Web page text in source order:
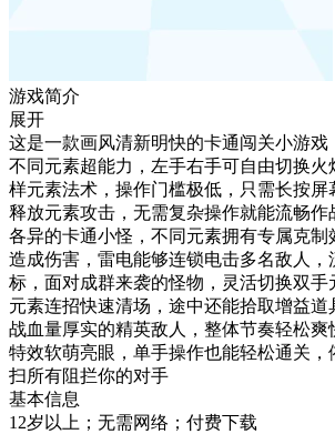
游戏简介
展开
这是一款画风清新明快的卡通闯关小游戏
不同元素超能力，左手右手可自由切换火
样元素法术，操作门槛极低，只需长按屏
释放元素攻击，无需复杂操作就能流畅作
各异的卡通小怪，不同元素拥有专属克制
造成伤害，雷电能够连锁电击多名敌人，
标，面对成群来袭的怪物，灵活切换双手
元素连招快速清场，途中还能拾取增益道
战血量厚实的精英敌人，整体节奏轻松爽
特效软萌亮眼，单手操作也能轻松通关，
扫所有阻拦你的对手
基本信息
12岁以上；无需网络；付费下载